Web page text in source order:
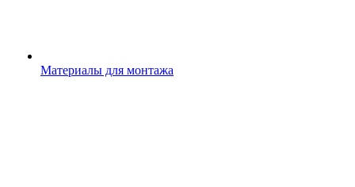
Материалы для монтажа